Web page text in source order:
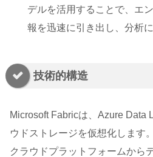
デルを活用することで、エ
報を迅速に引き出し、分析
技術的構造
Microsoft Fabricは、Azure Data
ウドストレージを仮想化します
クラウドプラットフォームから